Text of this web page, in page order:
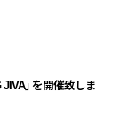
｣ を開催致しま